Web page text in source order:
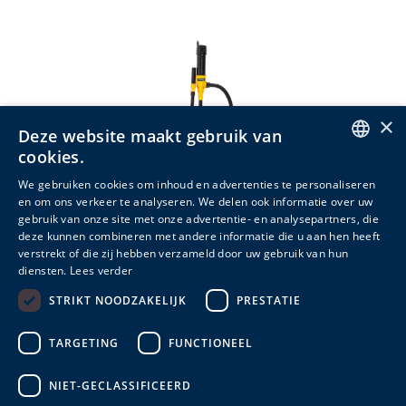
Overhevelingspomp
Meer info
DUTCH
FRENCH
×
Deze website maakt gebruik van
cookies.
We gebruiken cookies om inhoud en advertenties te personaliseren
en om ons verkeer te analyseren. We delen ook informatie over uw
gebruik van onze site met onze advertentie- en analysepartners, die
deze kunnen combineren met andere informatie die u aan hen heeft
verstrekt of die zij hebben verzameld door uw gebruik van hun
diensten. Lees verder
STRIKT NOODZAKELIJK
PRESTATIE
TARGETING FUNCTIONEEL
NIET-GECLASSIFICEERD